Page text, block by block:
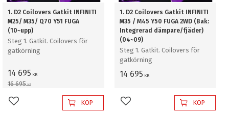
1. D2 Coilovers Gatkit INFINITI
M25/ M35/ Q70 Y51 FUGA
(10~upp)
Steg 1. Gatkit. Coilovers för
gatkörning
14 695 KR
16 695KR
Lägg till i favoriterKÖP
1. D2 Coilovers Gatkit INFINITI
M35 / M45 Y50 FUGA 2WD (Bak:
Integrerad dämpare/fjäder)
(04~09)
Steg 1. Gatkit. Coilovers för
gatkörning
14 695 KR
Lägg till i favoriterKÖP